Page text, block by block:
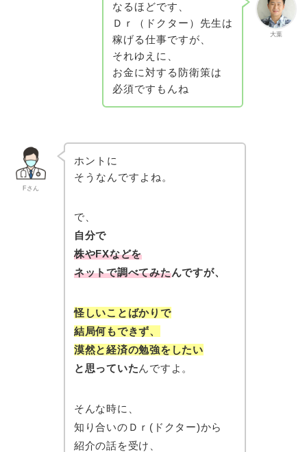
大葉
なるほどです、
Ｄｒ（ドクター）先生は
稼げる仕事ですが、
それゆえに、
お金に対する防衛策は
必須ですもんね
Fさん
ホントに
そうなんですよね。
で、
自分で
株やFXなどを
ネットで調べてみたんですが、
怪しいことばかりで
結局何もできず、
漠然と経済の勉強をしたい
と思っていたんですよ。
そんな時に、
知り合いのＤｒ(ドクター)から
紹介の話を受け、